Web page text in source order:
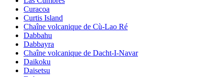
Curacoa
Curtis Island
Chaîne volcanique de Cù-Lao Ré
Dabbahu
Dabbayra
Chaîne volcanique de Dacht-I-Navar
Daikoku
Daisetsu